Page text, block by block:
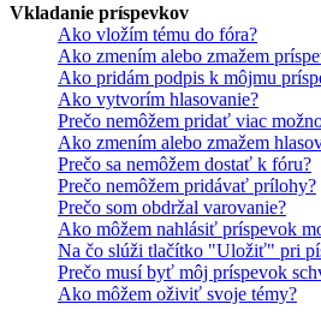
Vkladanie príspevkov
Ako vložím tému do fóra?
Ako zmením alebo zmažem
Ako pridám podpis k môjmu
Ako vytvorím hlasovanie?
Prečo nemôžem pridať viac
Ako zmením alebo zmažem
Prečo sa nemôžem dostať k fóru?
Prečo nemôžem pridávať prílohy?
Prečo som obdržal varovanie?
Ako môžem nahlásiť príspevok
Na čo slúži tlačítko "Uložiť" pri
Prečo musí byť môj príspevok
Ako môžem oživiť svoje témy?